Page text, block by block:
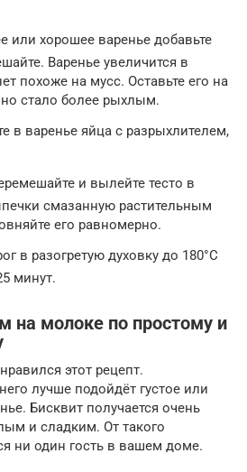
или хорошее варенье добавьте
Варенье увеличится в
похоже на мусс. Оставьте его на
стало более рыхлым.
в варенье яйца с разрыхлителем,
и вылейте тесто в
смазанную растительным
его равномерно.
в разогретую духовку до 180°С
минут.
на молоке по простому и
этот рецепт.
лучше подойдёт густое или
Бисквит получается очень
и сладким. От такого
ни один гость в вашем доме.